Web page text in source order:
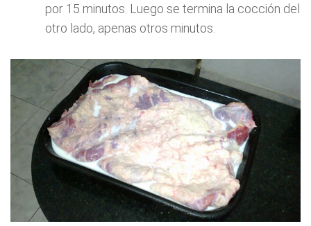
por 15 minutos. Luego se termina la cocción del
otro lado, apenas otros minutos.